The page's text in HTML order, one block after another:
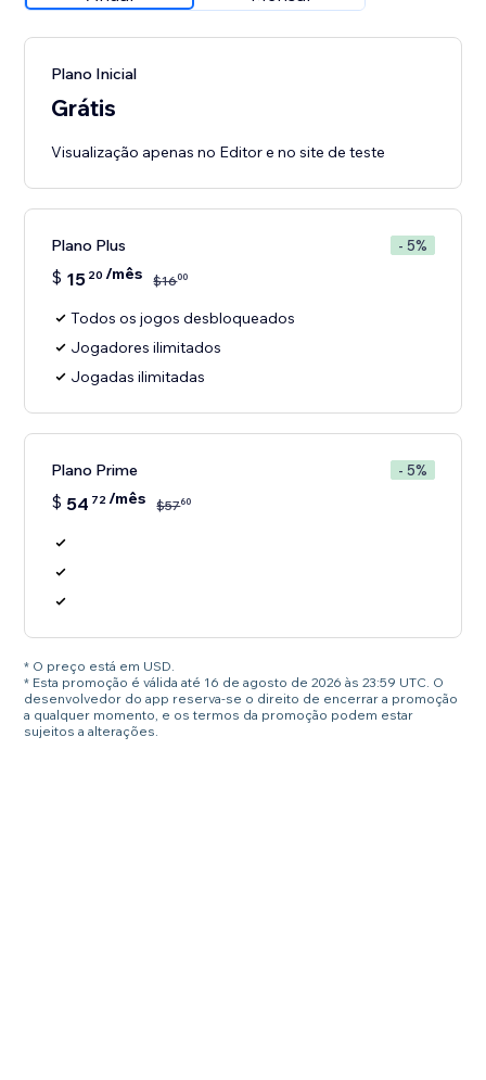
Plano Inicial
Grátis
Visualização apenas no Editor e no site de teste
Plano Plus - 5%
$ 15 20 /mês $1600
Todos os jogos desbloqueados
Jogadores ilimitados
Jogadas ilimitadas
Plano Prime - 5%
$ 54 72/mês $5760
* O preço está em USD.
* Esta promoção é válida até 16 de agosto de 2026 às 23:59 UTC. O
desenvolvedor do app reserva-se o direito de encerrar a promoção
a qualquer momento, e os termos da promoção podem estar
sujeitos a alterações.